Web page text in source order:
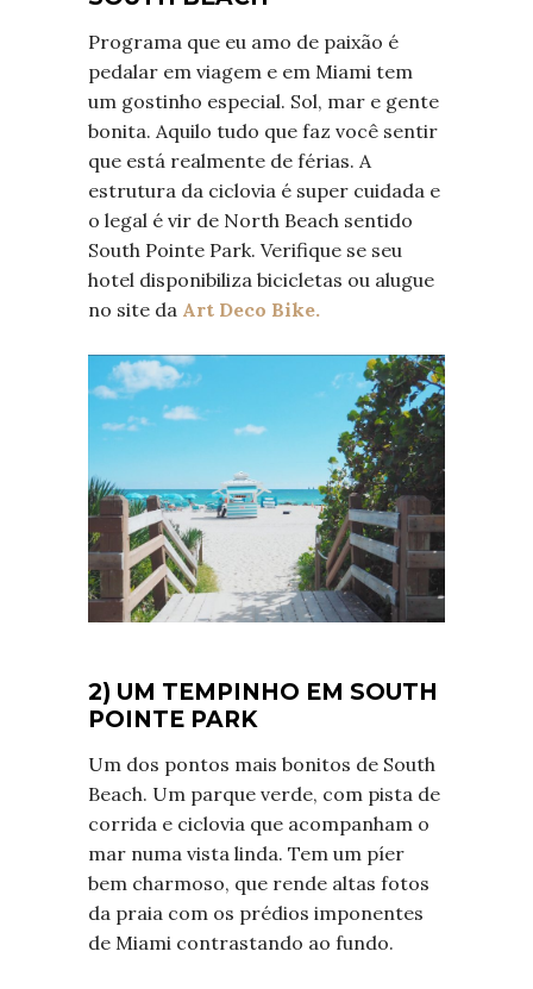
Programa que eu amo de paixão é
pedalar em viagem e em Miami tem
um gostinho especial. Sol, mar e gente
bonita. Aquilo tudo que faz você sentir
que está realmente de férias. A
estrutura da ciclovia é super cuidada e
o legal é vir de North Beach sentido
South Pointe Park. Verifique se seu
hotel disponibiliza bicicletas ou alugue
no site da Art Deco Bike.
2) UM TEMPINHO EM SOUTH
POINTE PARK
Um dos pontos mais bonitos de South
Beach. Um parque verde, com pista de
corrida e ciclovia que acompanham o
mar numa vista linda. Tem um píer
bem charmoso, que rende altas fotos
da praia com os prédios imponentes
de Miami contrastando ao fundo.